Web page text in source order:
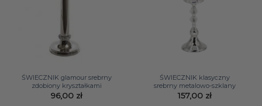
ŚWIECZNIK glamour srebrny
zdobiony kryształkami
96,00 zł
ŚWIECZNIK klasyczny
srebrny metalowo-szklany
157,00 zł